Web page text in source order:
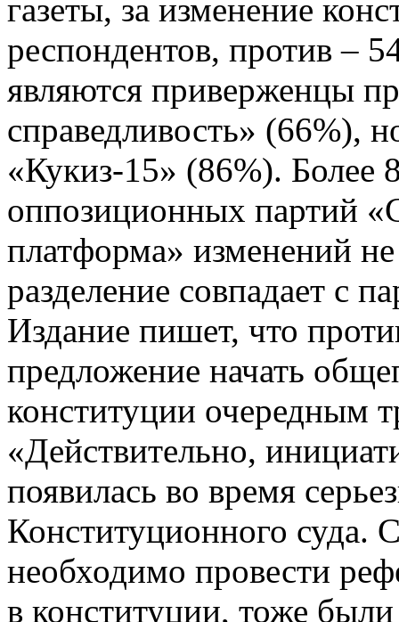
газеты, за изменение
респондентов, против –
являются приверженцы
справедливость» (66%),
«Кукиз-15» (86%). Более
оппозиционных партий
платформа» изменений не
разделение совпадает с
Издание пишет, что
предложение начать
конституции очередным
«Действительно,
появилась во время
Конституционного суда.
необходимо провести
в конституции, тоже